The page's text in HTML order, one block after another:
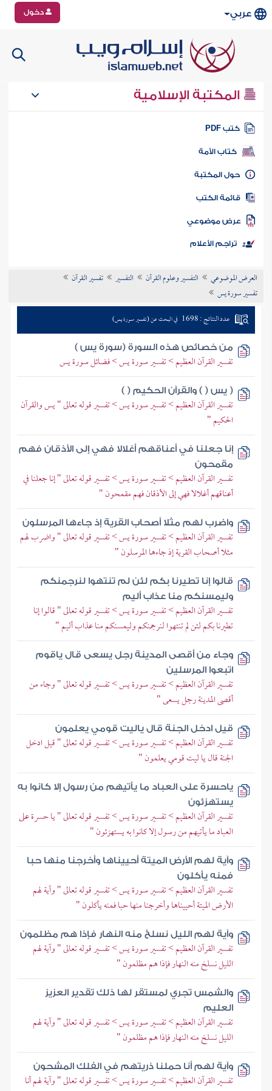
عربي دخول
المكتبة الإسلامية
كتب PDF
كتاب الأمة
المكتبة
الكتب
موضوعي
تراجم الأعلام
العرض الموضوعي التفسير وعلوم القرآن التفسير
تفسير القرآن
تفسير سورة يس
عدد النتائج : 1698 في البحث عن (تفسير سورة يس)
من خصائص هذه السورة (سورة يس )
تفسير القرآن العظيم > تفسير سورة يس > فضائل سورة يس
( يس ( ) والقرآن الحكيم ( )
تفسير القرآن العظيم > تفسير سورة يس > تفسير قوله تعالى " يس والقرآن
الحكيم "
إنا جعلنا في أعناقهم أغلالا فهي إلى الأذقان فهم
مقمحون
تفسير القرآن العظيم > تفسير سورة يس > تفسير قوله تعالى " إنا جعلنا في
أعناقهم أغلالا فهي إلى الأذقان فهم مقمحون "
واضرب لهم مثلا أصحاب القرية إذ جاءها المرسلون
تفسير القرآن العظيم > تفسير سورة يس > تفسير قوله تعالى " واضرب لهم
مثلا أصحاب القرية إذ جاءها المرسلون "
قالوا إنا تطيرنا بكم لئن لم تنتهوا لنرجمنكم
وليمسنكم منا عذاب أليم
تفسير القرآن العظيم > تفسير سورة يس > تفسير قوله تعالى " قالوا إنا
تطيرنا بكم لئن لم تنتهوا لنرجمنكم وليمسنكم منا عذاب أليم "
وجاء من أقصى المدينة رجل يسعى قال ياقوم
اتبعوا المرسلين
تفسير القرآن العظيم > تفسير سورة يس > تفسير قوله تعالى " وجاء من
أقصى المدينة رجل يسعى "
قيل ادخل الجنة قال ياليت قومي يعلمون
تفسير القرآن العظيم > تفسير سورة يس > تفسير قوله تعالى " قيل ادخل
الجنة قال يا ليت قومي يعلمون "
ياحسرة على العباد ما يأتيهم من رسول إلا كانوا به
يستهزئون
تفسير القرآن العظيم > تفسير سورة يس > تفسير قوله تعالى " يا حسرة على
العباد ما يأتيهم من رسول إلا كانوا به يستهزئون "
وآية لهم الأرض الميتة أحييناها وأخرجنا منها حبا
فمنه يأكلون
تفسير القرآن العظيم > تفسير سورة يس > تفسير قوله تعالى " وآية لهم
الأرض الميتة أحييناها وأخرجنا منها حبا فمنه يأكلون "
وآية لهم الليل نسلخ منه النهار فإذا هم مظلمون
تفسير القرآن العظيم > تفسير سورة يس > تفسير قوله تعالى " وآية لهم
الليل نسلخ منه النهار فإذا هم مظلمون "
والشمس تجري لمستقر لها ذلك تقدير العزيز
العليم
تفسير القرآن العظيم > تفسير سورة يس > تفسير قوله تعالى " وآية لهم
الليل نسلخ منه النهار فإذا هم مظلمون "
وآية لهم أنا حملنا ذريتهم في الفلك المشحون
تفسير القرآن العظيم > تفسير سورة يس > تفسير قوله تعالى " وآية لهم أنا